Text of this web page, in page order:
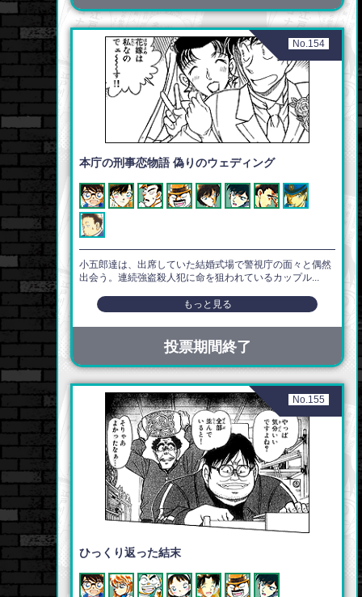
No.154
本庁の刑事恋物語 偽りのウェディング
小五郎達は、出席していた結婚式場で警視庁の面々と偶然
出会う。連続強盗殺人犯に命を狙われているカップル...
もっと見る
投票期間終了
No.155
ひっくり返った結末